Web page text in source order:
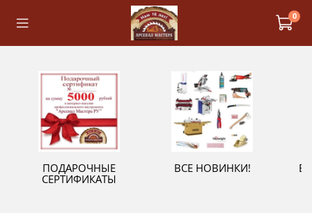
0
ПОДАРОЧНЫЕ
СЕРТИФИКАТЫ
ВСЕ НОВИНКИ!